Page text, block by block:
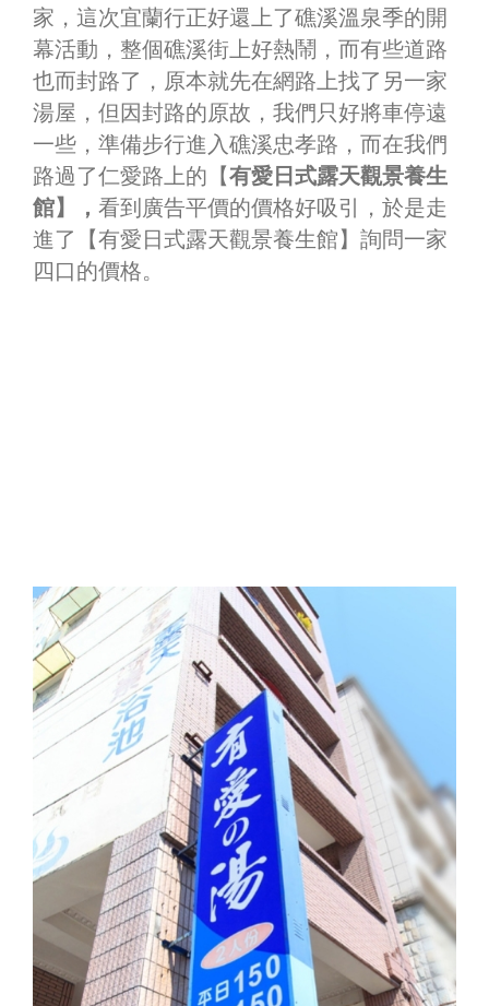
家，這次宜蘭行正好還上了礁溪溫泉季的開
幕活動，整個礁溪街上好熱鬧，而有些道路
也而封路了，原本就先在網路上找了另一家
湯屋，但因封路的原故，我們只好將車停遠
一些，準備步行進入礁溪忠孝路，而在我們
路過了仁愛路上的【有愛日式露天觀景養生
館】， 看到廣告平價的價格好吸引，於是走
進了【有愛日式露天觀景養生館】詢問一家
四口的價格。